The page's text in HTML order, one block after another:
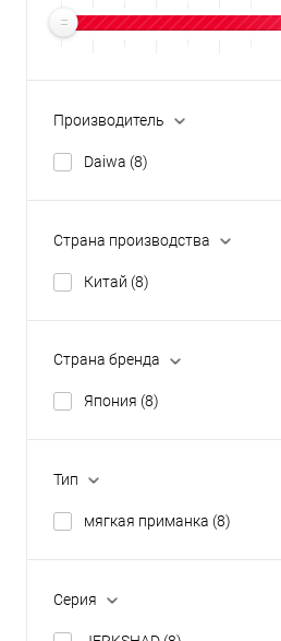
Производитель
Daiwa (8)
Страна производства
Китай (8)
Страна бренда
Япония (8)
Тип
мягкая приманка (8)
Серия